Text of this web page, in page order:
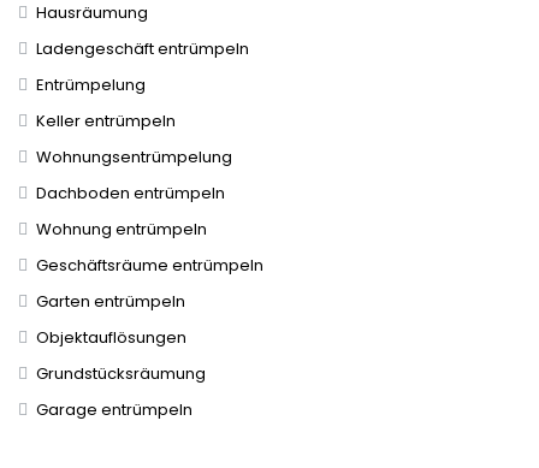
Hausräumung
Ladengeschäft entrümpeln
Entrümpelung
Keller entrümpeln
Wohnungsentrümpelung
Dachboden entrümpeln
Wohnung entrümpeln
Geschäftsräume entrümpeln
Garten entrümpeln
Objektauflösungen
Grundstücksräumung
Garage entrümpeln